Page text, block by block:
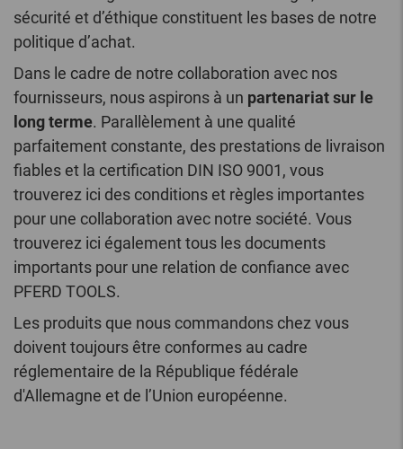
sécurité et d’éthique constituent les bases de notre
politique d’achat.
Dans le cadre de notre collaboration avec nos
fournisseurs, nous aspirons à un partenariat sur le
long terme. Parallèlement à une qualité
parfaitement constante, des prestations de livraison
fiables et la certification DIN ISO 9001, vous
trouverez ici des conditions et règles importantes
pour une collaboration avec notre société. Vous
trouverez ici également tous les documents
importants pour une relation de confiance avec
PFERD TOOLS.
Les produits que nous commandons chez vous
doivent toujours être conformes au cadre
réglementaire de la République fédérale
d'Allemagne et de l’Union européenne.